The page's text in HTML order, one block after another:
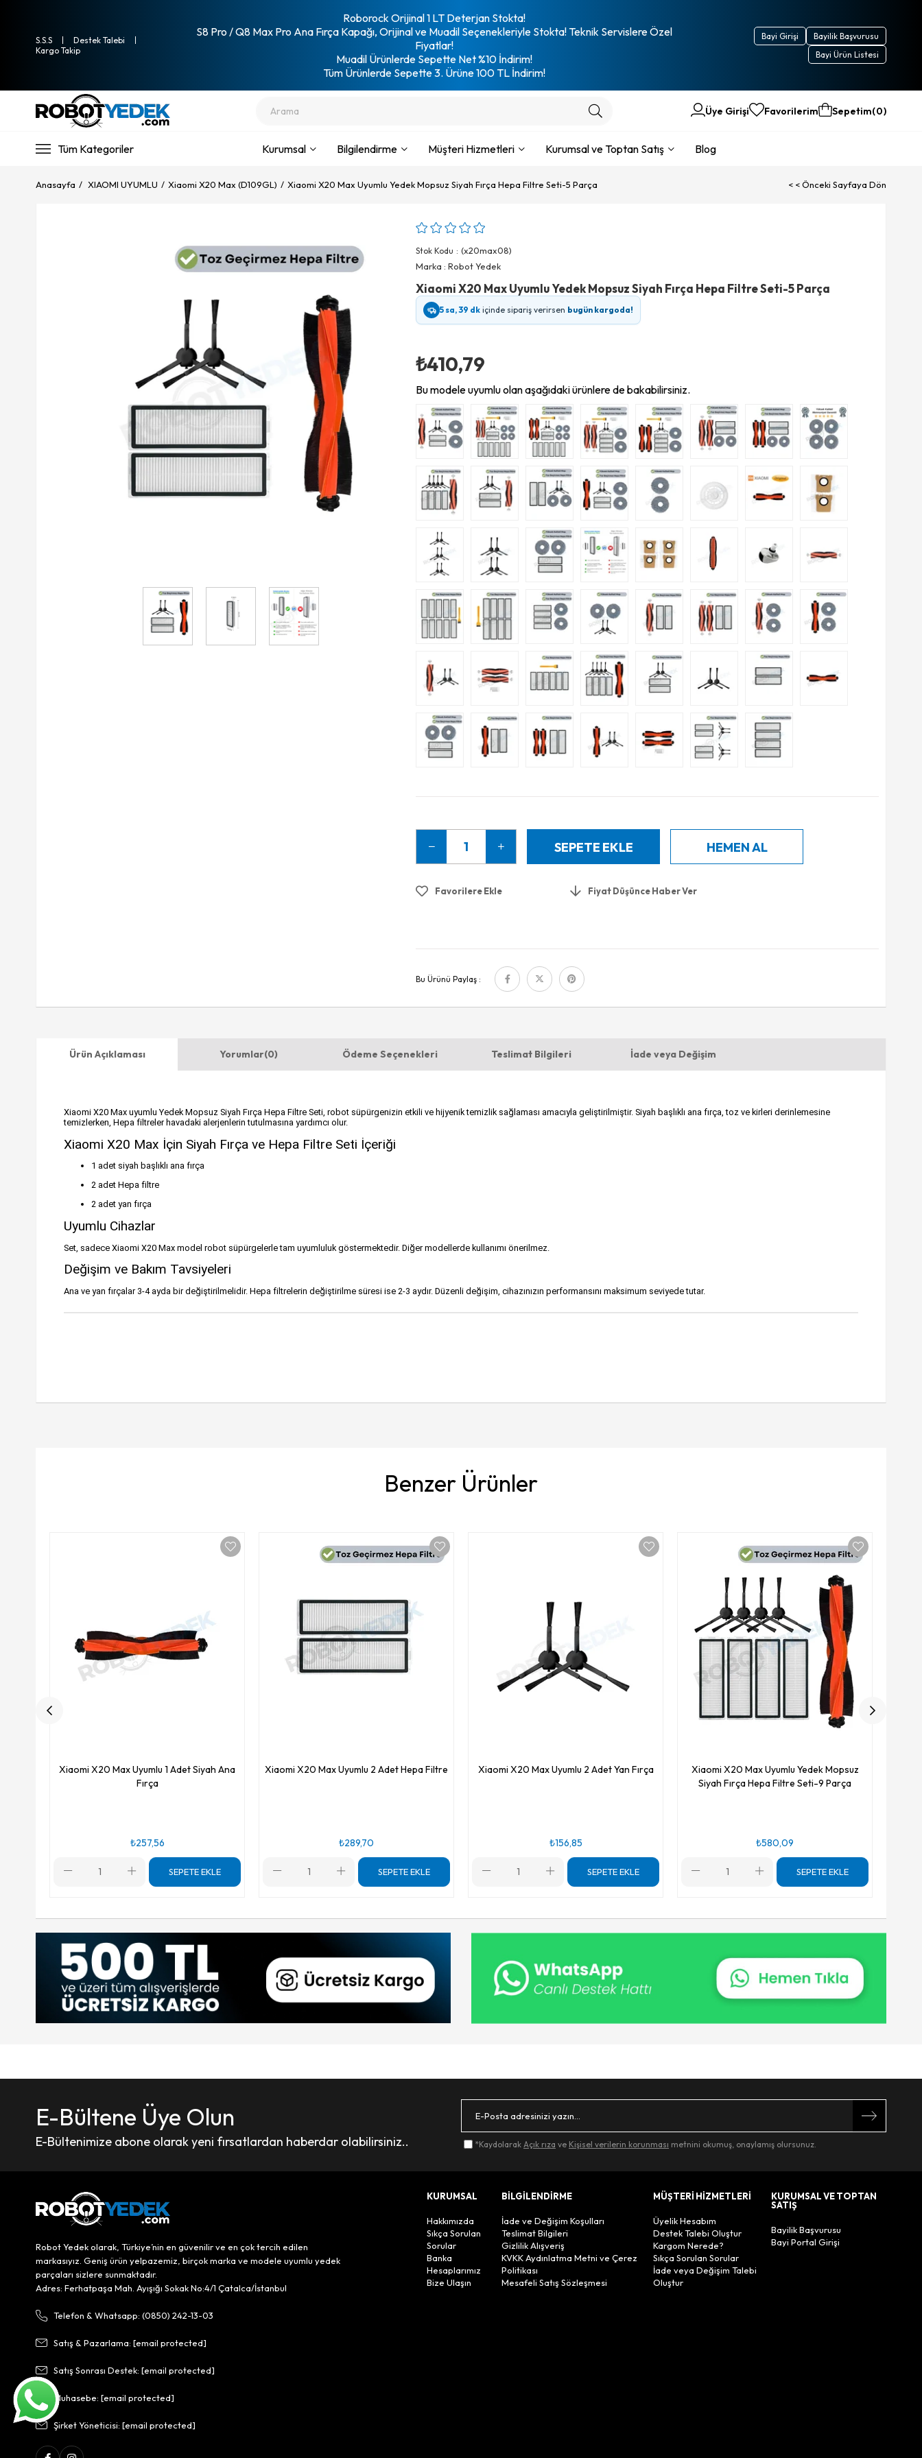
S.S.S
Destek Talebi
Kargo Takip
Roborock Orijinal 1 LT Deterjan Stokta!
S8 Pro / Q8 Max Pro Ana Fırça Kapağı, Orijinal ve Muadil Seçenekleriyle Stokta! Teknik Servislere Özel
Fiyatlar!
Muadil Ürünlerde Sepette Net %10 İndirim!
Tüm Ürünlerde Sepette 3. Ürüne 100 TL İndirim!
Bayilik Başvurusu
Bayi Girişi
Bayi Ürün Listesi
Üye Girişi Favorilerim Sepetim 0
Tüm Kategoriler Kurumsal Bilgilendirme Müşteri Hizmetleri Kurumsal ve Toptan Satış Blog
Anasayfa XIAOMI UYUMLU Xiaomi X20 Max (D109GL) Xiaomi X20 Max Uyumlu Yedek Mopsuz Siyah Fırça Hepa Filtre Seti-5 Parça < < Önceki Sayfaya Dön
Stok Kodu
(x20max08)
Marka : Robot Yedek
Xiaomi X20 Max Uyumlu Yedek Mopsuz Siyah Fırça Hepa Filtre Seti-5 Parça
5 sa, 39 dk içinde sipariş verirsen bugün kargoda!
₺410,79
Bu modele uyumlu olan aşağıdaki ürünlere de bakabilirsiniz.
Favorilere Ekle Fiyat Düşünce Haber Ver
Bu Ürünü Paylaş :
Ürün Açıklaması Yorumlar(0) Ödeme Seçenekleri Teslimat Bilgileri İade veya Değişim
Xiaomi X20 Max uyumlu Yedek Mopsuz Siyah Fırça Hepa Filtre Seti, robot süpürgenizin etkili ve hijyenik temizlik sağlaması amacıyla geliştirilmiştir. Siyah başlıklı ana fırça, toz ve kirleri derinlemesine
temizlerken, Hepa filtreler havadaki alerjenlerin tutulmasına yardımcı olur.
Xiaomi X20 Max İçin Siyah Fırça ve Hepa Filtre Seti İçeriği
1 adet siyah başlıklı ana fırça
2 adet Hepa filtre
2 adet yan fırça
Uyumlu Cihazlar
Set, sadece Xiaomi X20 Max model robot süpürgelerle tam uyumluluk göstermektedir. Diğer modellerde kullanımı önerilmez.
Değişim ve Bakım Tavsiyeleri
Ana ve yan fırçalar 3-4 ayda bir değiştirilmelidir. Hepa filtrelerin değiştirilme süresi ise 2-3 aydır. Düzenli değişim, cihazınızın performansını maksimum seviyede tutar.
Benzer Ürünler
Xiaomi X20 Max Uyumlu 1 Adet Siyah Ana
Fırça
₺257,56
SEPETE EKLE
Xiaomi X20 Max Uyumlu 2 Adet Hepa Filtre
₺289,70
SEPETE EKLE
Xiaomi X20 Max Uyumlu 2 Adet Yan Fırça
₺156,85
SEPETE EKLE
Xiaomi X20 Max Uyumlu Yedek Mopsuz
Siyah Fırça Hepa Filtre Seti-9 Parça
₺580,09
SEPETE EKLE
E-Bültene Üye Olun
E-Bültenimize abone olarak yeni fırsatlardan haberdar olabilirsiniz.. *Kaydolarak Açık rıza ve Kişisel verilerin korunması metnini okumuş, onaylamış olursunuz.
Robot Yedek olarak, Türkiye’nin en güvenilir ve en çok tercih edilen
markasıyız. Geniş ürün yelpazemiz, birçok marka ve modele uyumlu yedek
parçaları sizlere sunmaktadır.
Adres: Ferhatpaşa Mah. Ayışığı Sokak No:4/1 Çatalca/İstanbul
Telefon & Whatsapp: (0850) 242-13-03
Satış & Pazarlama: [email protected]
Satış Sonrası Destek: [email protected]
Muhasebe: [email protected]
Şirket Yöneticisi: [email protected]
KURUMSAL
Hakkımızda
Sıkça Sorulan
Sorular
Banka
Hesaplarımız
Bize Ulaşın
BİLGİLENDİRME
İade ve Değişim Koşulları
Teslimat Bilgileri
Gizlilik Alışveriş
KVKK Aydınlatma Metni ve Çerez
Politikası
Mesafeli Satış Sözleşmesi
MÜŞTERİ HİZMETLERİ
Üyelik Hesabım
Destek Talebi Oluştur
Kargom Nerede?
Sıkça Sorulan Sorular
İade veya Değişim Talebi
Oluştur
KURUMSAL VE TOPTAN
SATIŞ
Bayilik Başvurusu
Bayi Portal Girişi